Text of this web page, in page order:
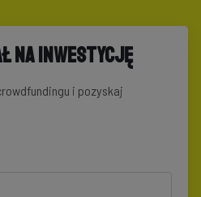
na inwestycję
i pozyskaj